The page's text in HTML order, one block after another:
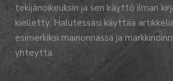
tekijänoikeuksin ja sen käyttö ilman
kielletty. Halutessasi käyttää
esimerkiksi mainonnassa ja
yhteyttä.